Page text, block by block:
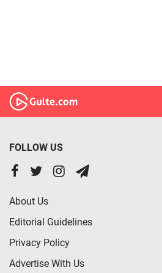
FOLLOW US
About Us
Editorial Guidelines
Privacy Policy
Advertise With Us